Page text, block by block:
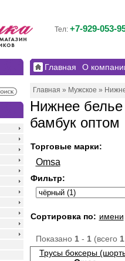
Тел: +7-929-053-
Главная О
Главная » Мужское »
Нижнее
бамбук оптом
Торговые марки:
Omsa
Фильтр:
Сортировка по: имени
Показано 1- 1(всего 1
Трусы боксеры